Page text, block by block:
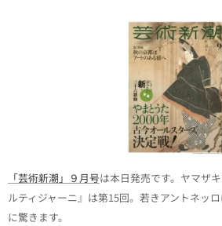
「芸術新潮」９月号は本日発売です。ヤマザ
ルティジャーニ』は第15回。若きアントネッ
に驚きます。